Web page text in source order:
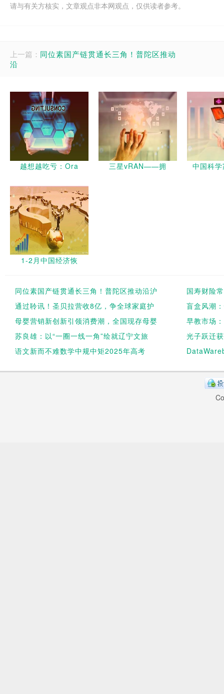
请与有关方核实，文章观点非本网观点，仅供读者参考。
上一篇： 同位素国产链贯通长三角！普陀区推动
沿
越想越吃亏：Ora 三星vRAN——拥 中国科
1-2月中国经济恢
同位素国产链贯通长三角！普陀区推动沿沪
国寿财险
通过聆讯！圣贝拉营收8亿，争全球家庭护
盲盒风潮
母婴营销新创新引领消费潮，全国现存母婴
早教市场
苏良雄：以“一圈一线一角”绘就辽宁文旅
光子跃迁
语文新而不难数学中规中矩2025年高考